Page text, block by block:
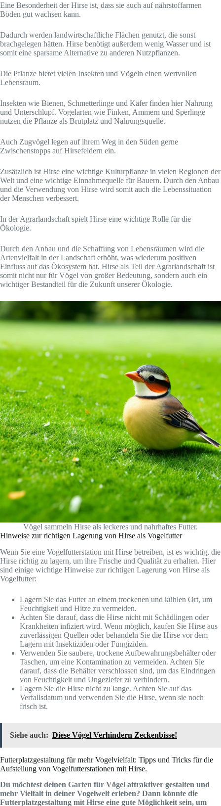
Eine Besonderheit der Hirse ist, dass sie auch auf nährstoffarmen
Böden gut wachsen kann.
Dadurch werden landwirtschaftliche Flächen genutzt, die sonst
brachgelegen hätten. Hirse benötigt außerdem wenig Wasser und ist
somit eine sparsame Alternative zu anderen Nutzpflanzen.
Die Pflanze bietet vielen Insekten und Vögeln einen wertvollen
Lebensraum.
Insekten wie Bienen, Schmetterlinge und Käfer finden hier Nahrung
und Unterschlupf. Vogelarten wie Finken, Ammern und Sperlinge
nutzen die Pflanze als Brutplatz und Nahrungsquelle.
Auch Zugvögel legen auf ihrem Weg in den Süden gerne
Zwischenstopps auf Hirsefeldern ein.
Zusätzlich ist Hirse eine wichtige Kulturpflanze in vielen Regionen der
Welt und eine wichtige Einnahmequelle für Bauern. Durch den Anbau
und die Verwendung von Hirse wird somit auch die Lebenssituation
der Menschen verbessert.
In der Agrarlandschaft spielt Hirse eine wichtige Rolle für die
Ökologie.
Durch den Anbau und die Schaffung von Lebensräumen wird die
Artenvielfalt in der Landschaft erhöht, was wiederum positiven
Einfluss auf das Ökosystem hat. Hirse als Teil der Agrarlandschaft ist
somit nicht nur für Vögel von großer Bedeutung, sondern auch ein
wichtiger Bestandteil für die Zukunft unserer Ökologie.
Vögel sammeln Hirse als leckeres und nahrhaftes Futter.
Hinweise zur richtigen Lagerung von Hirse als Vogelfutter
Wenn Sie eine Vogelfutterstation mit Hirse betreiben, ist es wichtig, die
Hirse richtig zu lagern, um ihre Frische und Qualität zu erhalten. Hier
sind einige wichtige Hinweise zur richtigen Lagerung von Hirse als
Vogelfutter:
Lagern Sie das Futter an einem trockenen und kühlen Ort, um
Feuchtigkeit und Hitze zu vermeiden.
Achten Sie darauf, dass die Hirse nicht mit Schädlingen oder
Krankheiten infiziert wird. Wenn möglich, kaufen Sie Hirse aus
zuverlässigen Quellen oder behandeln Sie die Hirse vor dem
Lagern mit Insektiziden oder Fungiziden.
Verwenden Sie saubere, trockene Aufbewahrungsbehälter oder
Taschen, um eine Kontamination zu vermeiden. Achten Sie
darauf, dass die Behälter verschlossen sind, um das Eindringen
von Feuchtigkeit und Ungeziefer zu verhindern.
Lagern Sie die Hirse nicht zu lange. Achten Sie auf das
Verfallsdatum und verwenden Sie die Hirse, wenn sie noch
frisch ist.
Siehe auch: Diese Vögel Verhindern Zeckenbisse!
Futterplatzgestaltung für mehr Vogelvielfalt: Tipps und Tricks für die
Aufstellung von Vogelfutterstationen mit Hirse.
Du möchtest deinen Garten für Vögel attraktiver gestalten und
mehr Vielfalt in deiner Vogelwelt erleben? Dann könnte die
Futterplatzgestaltung mit Hirse eine gute Möglichkeit sein, um